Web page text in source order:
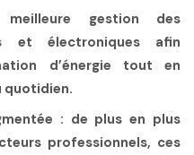
gestion des
et électroniques afin
d’énergie tout en
quotidien.
: de plus en plus
professionnels, ces